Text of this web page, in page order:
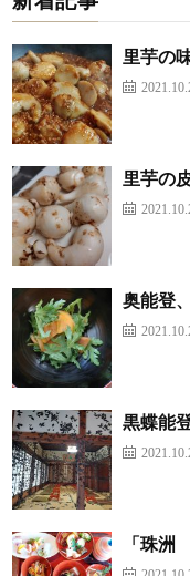
里芋の
里芋の
奥能登
黒蝶能
「珠洲